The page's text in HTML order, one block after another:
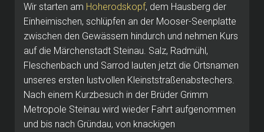
Wir starten am Hoherodskopf, dem Hausberg der
Einheimischen, schlüpfen an der Mooser-Seenplatte
zwischen den Gewässern hindurch und nehmen Kurs
auf die Märchenstadt Steinau. Salz, Radmühl,
Fleschenbach und Sarrod lauten jetzt die Ortsnamen
unseres ersten lustvollen Kleinststraßenabstechers.
Nach einem Kurzbesuch in der Brüder Grimm
Metropole Steinau wird wieder Fahrt aufgenommen
und bis nach Gründau, von knackigen